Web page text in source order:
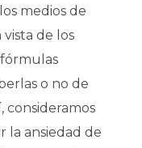
medios de
de los
o no de
consideramos
la ansiedad de